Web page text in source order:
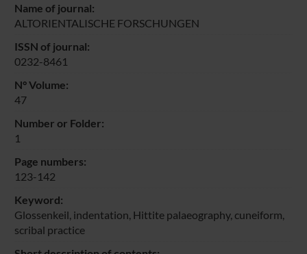
Name of journal:
ALTORIENTALISCHE FORSCHUNGEN
ISSN of journal:
0232-8461
N° Volume:
47
Number or Folder:
1
Page numbers:
123-142
Keyword:
Glossenkeil, indentation, Hittite palaeography, cuneiform,
scribal practice